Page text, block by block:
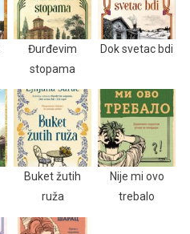
Đurđevim
stopama
Dok svetac bdi
Buket žutih
ruža
Nije mi ovo
trebalo